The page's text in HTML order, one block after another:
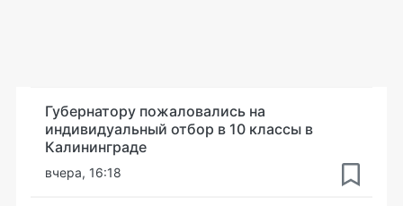
Губернатору пожаловались на
индивидуальный отбор в 10 классы в
Калининграде
вчера, 16:18